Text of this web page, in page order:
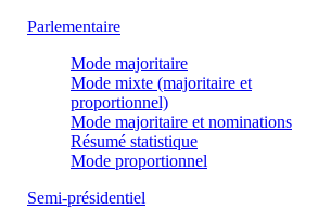
Parlementaire
Mode majoritaire
Mode mixte (majoritaire et
proportionnel)
Mode majoritaire et nominations
Résumé statistique
Mode proportionnel
Semi-présidentiel